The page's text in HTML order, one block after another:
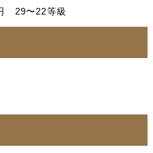
29〜22等級